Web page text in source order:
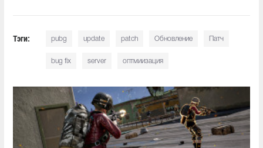
Тэги: pubg update patch Обновление Патч
bug fix server оптмиизация